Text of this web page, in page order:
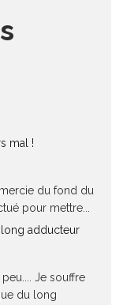
mal !
du fond du
pour mettre...
adducteur
Je souffre
du long